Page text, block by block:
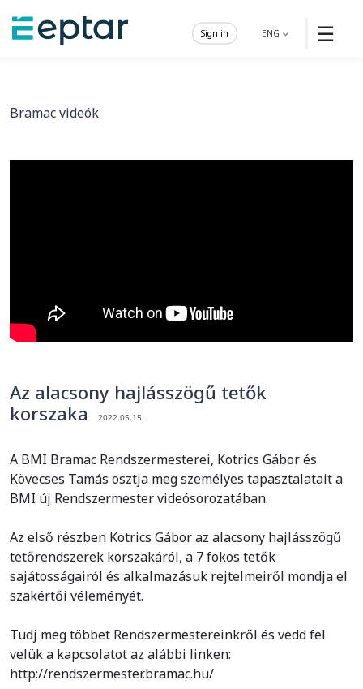
☰
ENG
Sign in
Bramac videók
Az alacsony hajlásszögű tetők
korszaka
2022.05.15.
A BMI Bramac Rendszermesterei, Kotrics Gábor és
Kövecses Tamás osztja meg személyes tapasztalatait a
BMI új Rendszermester videósorozatában.
Az első részben Kotrics Gábor az alacsony hajlásszögű
tetőrendszerek korszakáról, a 7 fokos tetők
sajátosságairól és alkalmazásuk rejtelmeiről mondja el
szakértői véleményét.
Tudj meg többet Rendszermestereinkről és vedd fel
velük a kapcsolatot az alábbi linken:
http://rendszermester.bramac.hu/